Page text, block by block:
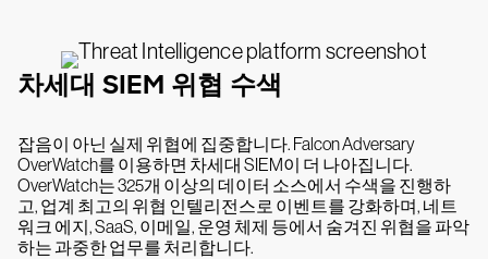
차세대 SIEM 위협 수색
잡음이 아닌 실제 위협에 집중합니다. Falcon Adversary
OverWatch를 이용하면 차세대 SIEM이 더 나아집니다.
OverWatch는 325개 이상의 데이터 소스에서 수색을 진행하
고, 업계 최고의 위협 인텔리전스로 이벤트를 강화하며, 네트
워크 에지, SaaS, 이메일, 운영 체제 등에서 숨겨진 위협을 파악
하는 과중한 업무를 처리합니다.